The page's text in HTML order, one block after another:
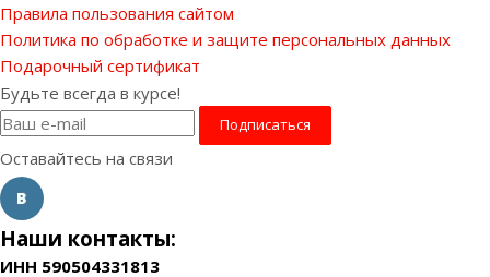
Правила пользования сайтом
Политика по обработке и защите персональных данных
Подарочный сертификат
Будьте всегда в курсе!
Оставайтесь на связи
Наши контакты:
ИНН 590504331813